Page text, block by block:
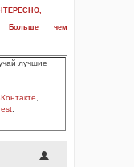
,
Больше чем
лучшие